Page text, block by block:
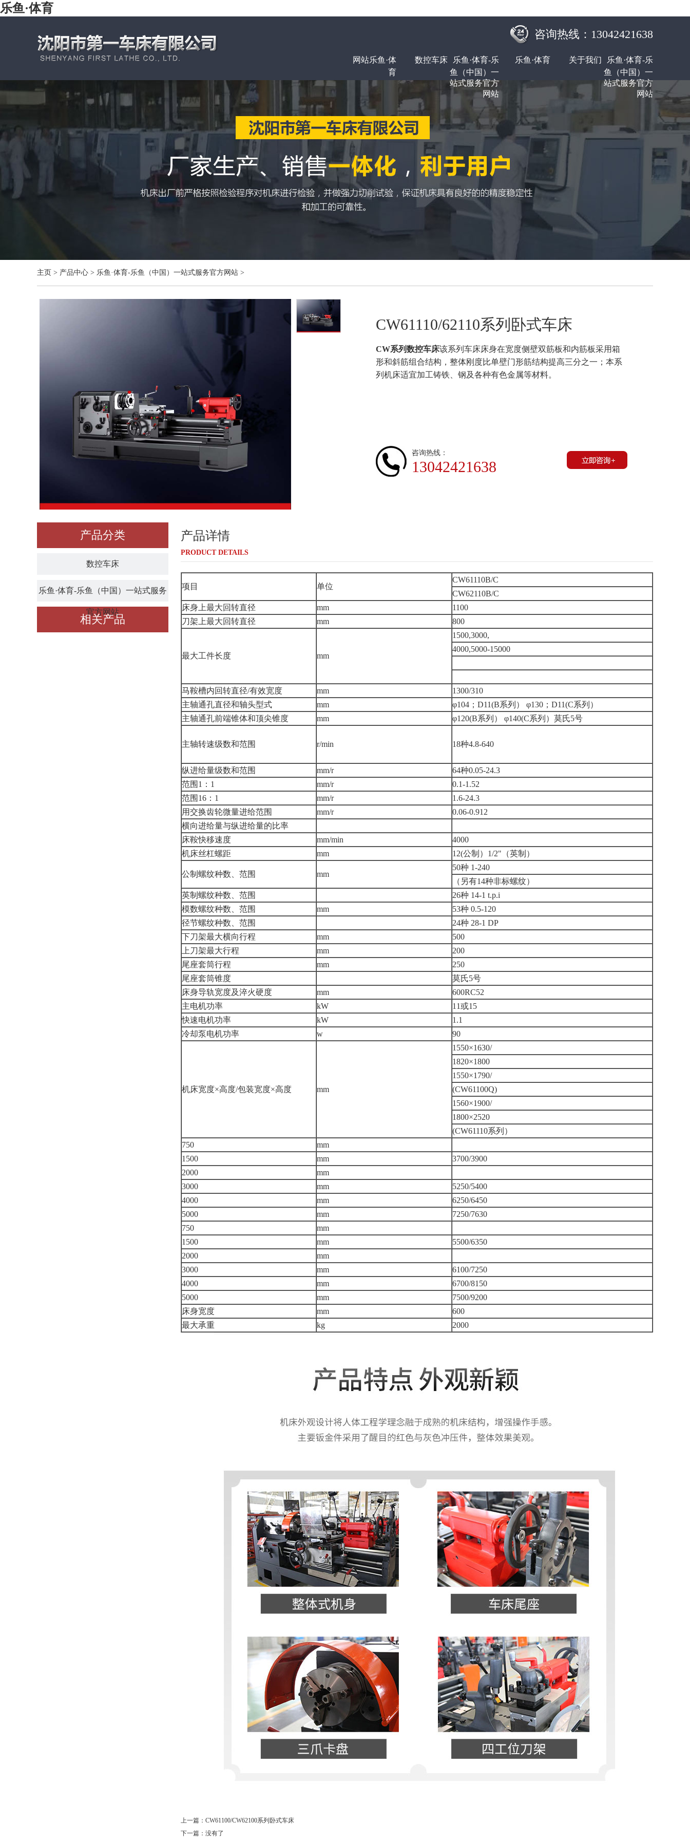
乐鱼·体育
咨询热线：13042421638
网站乐鱼·体
育
数控车床 乐鱼·体育-乐
鱼（中国）一
站式服务官方
网站
乐鱼·体育 关于我们 乐鱼·体育-乐
鱼（中国）一
站式服务官方
网站
主页 > 产品中心 > 乐鱼·体育-乐鱼（中国）一站式服务官方网站 >
CW61110/62110系列卧式车床
CW系列数控车床该系列车床床身在宽度侧壁双筋板和内筋板采用箱
形和斜筋组合结构，整体刚度比单壁门形筋结构提高三分之一；本系
列机床适宜加工铸铁、钢及各种有色金属等材料。
咨询热线：
13042421638
产品分类
数控车床
乐鱼·体育-乐鱼（中国）一站式服务
官方网站
相关产品
产品详情
PRODUCT DETAILS
项目 单位
CW61110B/C
CW62110B/C
床身上最大回转直径
mm
1100
刀架上最大回转直径
mm 800
最大工件长度 mm
1500,3000,
4000,5000-15000
马鞍槽内回转直径/有效宽度 mm
1300/310
主轴通孔直径和轴头型式
mm
φ104；D11(B系列） φ130；D11(C系列）
主轴通孔前端锥体和顶尖锥度
mm φ120(B系列） φ140(C系列）莫氏5号
主轴转速级数和范围 r/min 18种4.8-640
纵进给量级数和范围 mm/r
64种0.05-24.3
范围1：1
mm/r
0.1-1.52
范围16：1
mm/r
1.6-24.3
用交换齿轮微量进给范围
mm/r
0.06-0.912
横向进给量与纵进给量的比率
床鞍快移速度
mm/min
4000
机床丝杠螺距
mm 12(公制）1/2"（英制）
公制螺纹种数、范围 mm
50种 1-240
（另有14种非标螺纹）
英制螺纹种数、范围
26种 14-1 t.p.i
模数螺纹种数、范围
mm
53种 0.5-120
径节螺纹种数、范围
24种 28-1 DP
下刀架最大横向行程
mm
500
上刀架最大行程
mm
200
尾座套筒行程
mm
250
尾座套筒锥度
莫氏5号
床身导轨宽度及淬火硬度
mm
600RC52
主电机功率
kW
11或15
快速电机功率
kW
1.1
冷却泵电机功率
w 90
机床宽度×高度/包装宽度×高度 mm
1550×1630/
1820×1800
1550×1790/
(CW61100Q)
1560×1900/
1800×2520
(CW61110系列）
750
mm
1500
mm
3700/3900
2000
mm
3000
mm
5250/5400
4000
mm
6250/6450
5000
mm
7250/7630
750
mm
1500
mm
5500/6350
2000
mm
3000
mm
6100/7250
4000
mm
6700/8150
5000
mm
7500/9200
床身宽度
mm
600
最大承重
kg 2000
上一篇： CW61100/CW62100系列卧式车床
下一篇：没有了